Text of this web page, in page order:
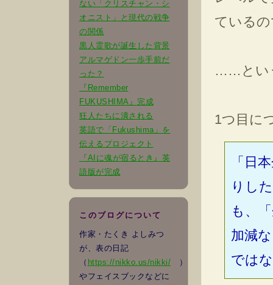
ない「クリスチャン・シ
オニスト」と現代の戦争
の関係
黒人霊歌が誕生した背景
アルマゲドン一歩手前だ
った？
『Remember
FUKUSHIMA』完成
狂人たちに潰される
英語で「Fukushima」を
伝えるプロジェクト
『AIに魂が宿るとき』英
語版が完成
このブログについて
作家・たくき よしみつ
が、表の日記
（ https://nikko.us/nikki/ ）
やフェイスブックなどに
ている
……とい
1つ目に
「日
りし
も、
加減
では